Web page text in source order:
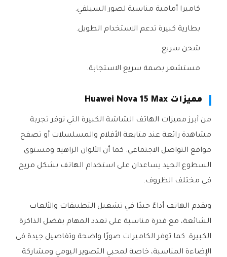
كاميرا أمامية مناسبة لصور السيلفي.
بطارية كبيرة تدعم الاستخدام الطويل.
شحن سريع.
مستشعر بصمة سريع الاستجابة.
مميزات Huawei Nova 15 Max
من أبرز مميزات الهاتف الشاشة الكبيرة التي توفر تجربة
مشاهدة رائعة عند متابعة الأفلام والمسلسلات أو تصفح
مواقع التواصل الاجتماعي. كما أن الألوان الزاهية ومستوى
السطوع الجيد يساعدان على استخدام الهاتف بشكل مريح
في مختلف الظروف.
ويقدم الهاتف أداءً جيدًا في تشغيل التطبيقات والألعاب
الشائعة، مع قدرة مناسبة على تعدد المهام بفضل الذاكرة
الكبيرة. كما توفر الكاميرات صورًا واضحة وتفاصيل جيدة في
الإضاءة المناسبة، خاصة لمحبي التصوير اليومي ومشاركة